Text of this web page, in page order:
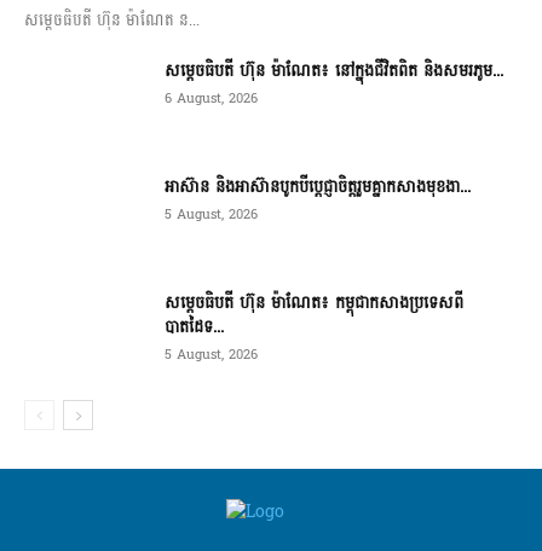
សម្តេចធិបតី ហ៊ុន ម៉ាណែត ន...
សម្តេចធិបតី ហ៊ុន ម៉ាណែត៖ នៅក្នុងជីវិតពិត និងសមរភូម...
6 August, 2026
អាស៊ាន និងអាស៊ានបូកបីប្តេជ្ញាចិត្តរួមគ្នាកសាងមុខងា...
5 August, 2026
សម្ដេចធិបតី ហ៊ុន ម៉ាណែត៖ កម្ពុជាកសាងប្រទេសពី
បាតដៃទ...
5 August, 2026